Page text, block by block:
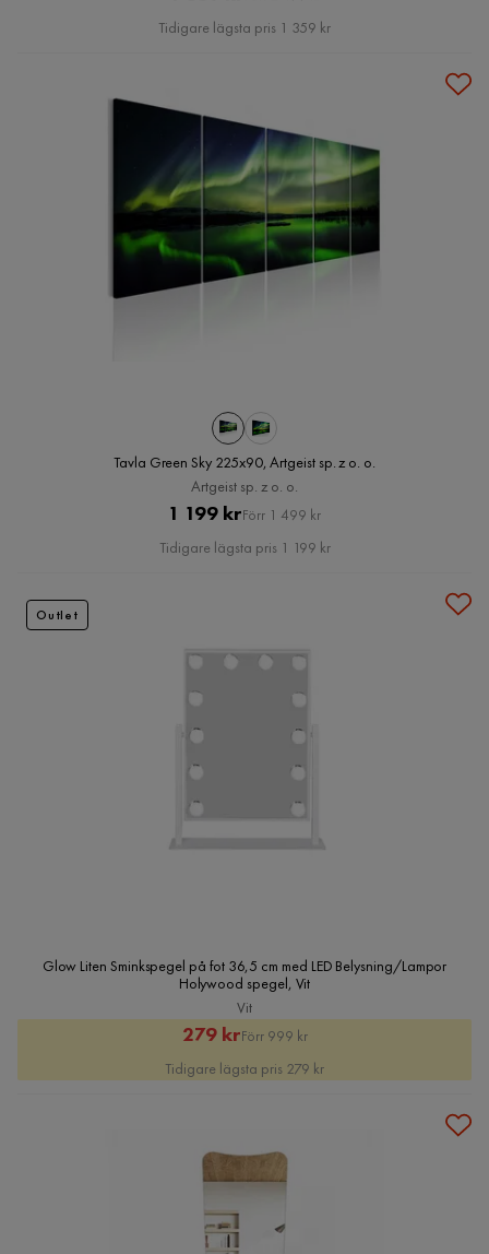
Pris
Tidigare lägsta pris 1 359 kr
Tavla Green Sky 225x90, Artgeist sp. z o. o.
Artgeist sp. z o. o.
Pris
1 199 krOriginal
Pris
Förr 1 499 kr
Tidigare lägsta pris 1 199 kr
Glow Liten Sminkspegel på fot 36,5 cm med LED Belysning/Lampor
Holywood spegel, Vit
Vit
Rabatterat
Pris
279 krOriginal
Pris
Förr 999 kr
Tidigare lägsta pris 279 kr
Outlet